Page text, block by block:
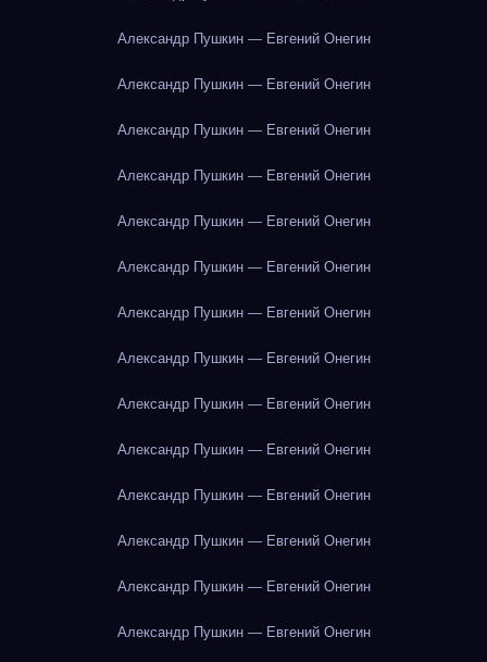
Александр Пушкин — Евгений Онегин
Александр Пушкин — Евгений Онегин
Александр Пушкин — Евгений Онегин
Александр Пушкин — Евгений Онегин
Александр Пушкин — Евгений Онегин
Александр Пушкин — Евгений Онегин
Александр Пушкин — Евгений Онегин
Александр Пушкин — Евгений Онегин
Александр Пушкин — Евгений Онегин
Александр Пушкин — Евгений Онегин
Александр Пушкин — Евгений Онегин
Александр Пушкин — Евгений Онегин
Александр Пушкин — Евгений Онегин
Александр Пушкин — Евгений Онегин